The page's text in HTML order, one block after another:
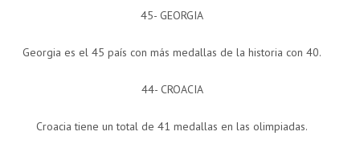
45- GEORGIA
Georgia es el 45 país con más medallas de la historia con 40.
44- CROACIA
Croacia tiene un total de 41 medallas en las olimpiadas.